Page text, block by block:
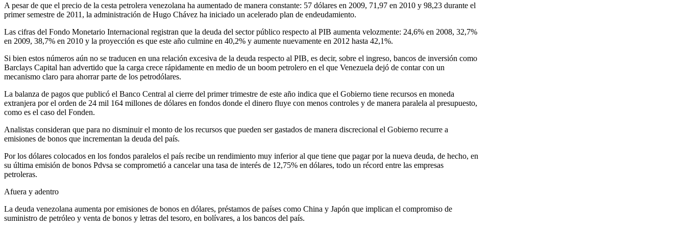
A pesar de que el precio de la cesta petrolera venezolana ha aumentado de manera constante: 57 dólares en 2009, 71,97 en 2010 y 98,23 durante el
primer semestre de 2011, la administración de Hugo Chávez ha iniciado un acelerado plan de endeudamiento.
Las cifras del Fondo Monetario Internacional registran que la deuda del sector público respecto al PIB aumenta velozmente: 24,6% en 2008, 32,7%
en 2009, 38,7% en 2010 y la proyección es que este año culmine en 40,2% y aumente nuevamente en 2012 hasta 42,1%.
Si bien estos números aún no se traducen en una relación excesiva de la deuda respecto al PIB, es decir, sobre el ingreso, bancos de inversión como
Barclays Capital han advertido que la carga crece rápidamente en medio de un boom petrolero en el que Venezuela dejó de contar con un
mecanismo claro para ahorrar parte de los petrodólares.
La balanza de pagos que publicó el Banco Central al cierre del primer trimestre de este año indica que el Gobierno tiene recursos en moneda
extranjera por el orden de 24 mil 164 millones de dólares en fondos donde el dinero fluye con menos controles y de manera paralela al presupuesto,
como es el caso del Fonden.
Analistas consideran que para no disminuir el monto de los recursos que pueden ser gastados de manera discrecional el Gobierno recurre a
emisiones de bonos que incrementan la deuda del país.
Por los dólares colocados en los fondos paralelos el país recibe un rendimiento muy inferior al que tiene que pagar por la nueva deuda, de hecho, en
su última emisión de bonos Pdvsa se comprometió a cancelar una tasa de interés de 12,75% en dólares, todo un récord entre las empresas
petroleras.
Afuera y adentro
La deuda venezolana aumenta por emisiones de bonos en dólares, préstamos de países como China y Japón que implican el compromiso de
suministro de petróleo y venta de bonos y letras del tesoro, en bolívares, a los bancos del país.